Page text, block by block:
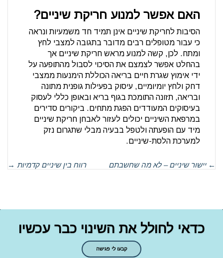
האם אפשר למנוע חריקת שיניים?
הסיבות לחריקת שיניים אינן תמיד חד משמעיות ונראה
כי עבור מטופלים רבים מדובר בתגובה למצבי לחץ
ומתח. לכן, קשה למנוע מראש חריקת שיניים אך
בהחלט אפשר לצמצם את הסיכוי לסבול מהתופעה על
ידי אימוץ שגרת חיים בריאה הכוללת הימנעות ממצבי
דחק ולחץ יומיומיים, עיסוק בפעילות גופנית מתונה
ובריאה, תזונה התומכת בגוף בריא ובאופן כללי לעסוק
בעיסוקים המעודדים הפגת מתחים. ביקורים סדירים
במרפאת השיניים יכולים לעזור לאבחן חריקת שיניים
מיד עם הופעתה ולטפל בבעיה מבלי שתגרום נזק
למערכת הלסת-שיניים.
← יישור שיניים – לא מה שחשבתם רווח בין שיניים קדמיות →
כדאי לחולל את השינוי כבר עכשיו
קבעו לי פגישה